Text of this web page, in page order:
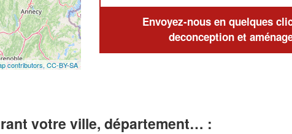
contributors, CC-BY-SA
Envoyez-nous en quelques
deconception et
votre ville, département… :